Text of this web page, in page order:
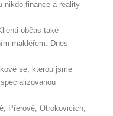
nikdo finance a reality
občas také
makléřem. Dnes
se, kterou jsme
Přerově, Otrokovicích,